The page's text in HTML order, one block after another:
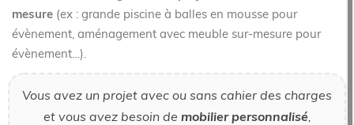
mesure (ex : grande piscine à balles en mousse pour
évènement, aménagement avec meuble sur-mesure pour
évènement…).
Vous avez un projet avec ou sans cahier des charges
et vous avez besoin de mobilier personnalisé,